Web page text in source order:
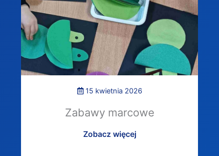
15 kwietnia 2026
Zabawy marcowe
Zobacz więcej